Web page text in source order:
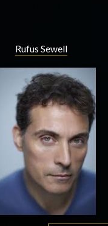
Rufus Sewell